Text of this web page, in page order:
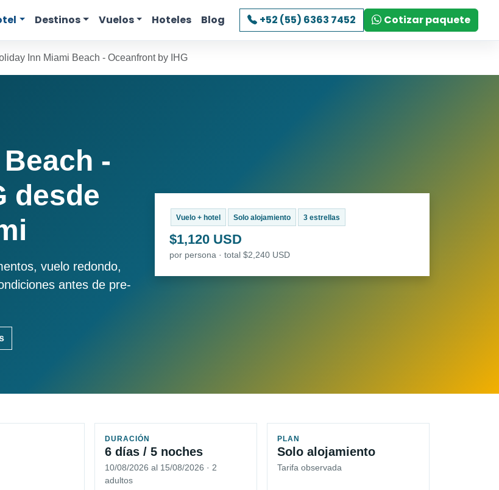
Destinos Vuelos Hoteles Blog +52 (55) 6363 7452 Cotizar paquete
Inn Miami Beach - Oceanfront by IHG
-
desde
vuelo redondo,
antes de pre-
Vuelo + hotel Solo alojamiento 3 estrellas
$1,120 USD
por persona · total $2,240 USD
DURACIÓN
6 días / 5 noches
10/08/2026 al 15/08/2026 · 2
adultos
PLAN
Solo alojamiento
Tarifa observada